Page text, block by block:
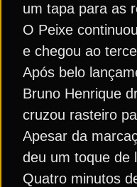
um tapa para as
O Peixe
e chegou ao
Após belo
Bruno Henrique
cruzou rasteiro
Apesar da
deu um toque de
Quatro minutos